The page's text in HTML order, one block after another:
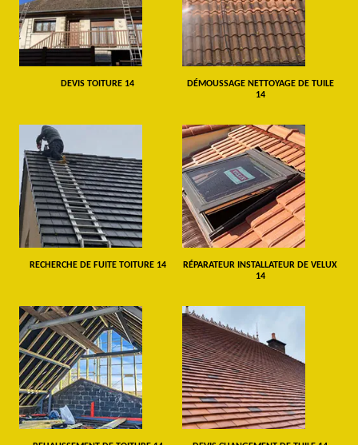
DEVIS TOITURE 14
DÉMOUSSAGE NETTOYAGE DE TUILE
14
RECHERCHE DE FUITE TOITURE 14
RÉPARATEUR INSTALLATEUR DE VELUX
14